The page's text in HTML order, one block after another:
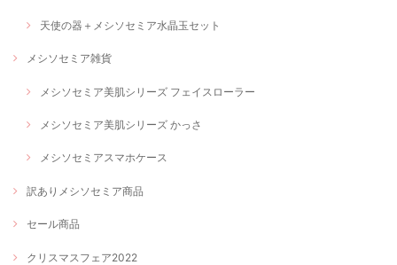
天使の器＋メシソセミア水晶玉セット
メシソセミア雑貨
メシソセミア美肌シリーズ フェイスローラー
メシソセミア美肌シリーズ かっさ
メシソセミアスマホケース
訳ありメシソセミア商品
セール商品
クリスマスフェア2022